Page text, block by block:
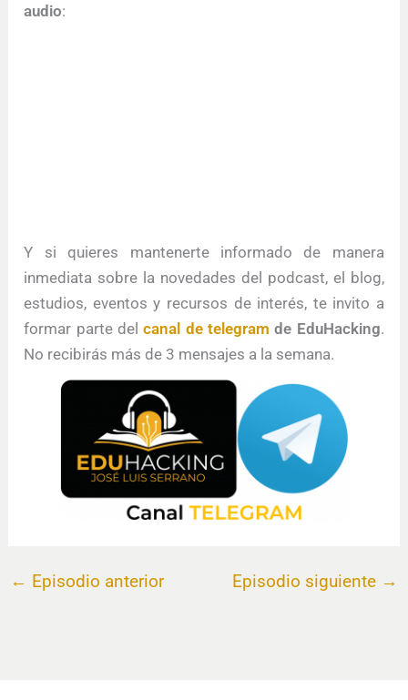
audio:
Y si quieres mantenerte informado de manera
inmediata sobre la novedades del podcast, el blog,
estudios, eventos y recursos de interés, te invito a
formar parte delcanal de telegram de EduHacking.
No recibirás más de 3 mensajes a la semana.
← Episodio anterior Episodio siguiente →